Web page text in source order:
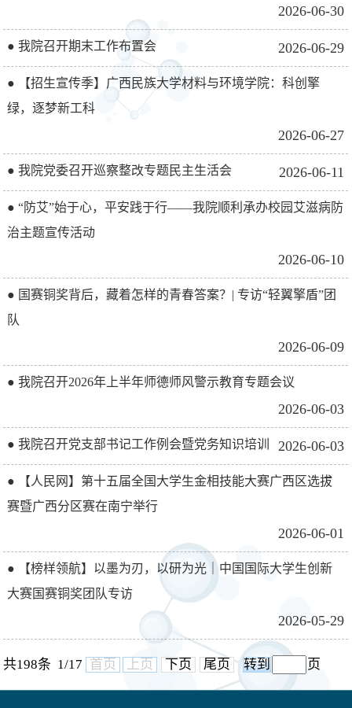
2026-06-30
● 我院召开期末工作布置会 2026-06-29
● 【招生宣传季】广西民族大学材料与环境学院：科创擎
绿，逐梦新工科
2026-06-27
● 我院党委召开巡察整改专题民主生活会 2026-06-11
● “防艾”始于心，平安践于行——我院顺利承办校园艾滋病防
治主题宣传活动
2026-06-10
● 国赛铜奖背后，藏着怎样的青春答案？| 专访“轻翼擎盾”团
队
2026-06-09
● 我院召开2026年上半年师德师风警示教育专题会议
2026-06-03
● 我院召开党支部书记工作例会暨党务知识培训 2026-06-03
● 【人民网】第十五届全国大学生金相技能大赛广西区选拔
赛暨广西分区赛在南宁举行
2026-06-01
● 【榜样领航】以墨为刃，以研为光｜中国国际大学生创新
大赛国赛铜奖团队专访
2026-05-29
共198条 1/17 首页 上页 下页 尾页 页